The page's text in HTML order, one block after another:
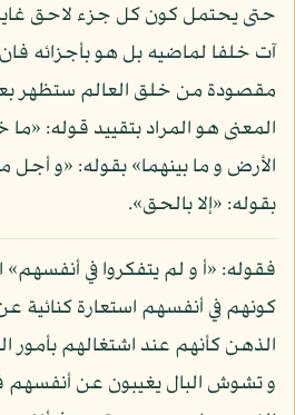
حتى يحتمل كون كل جزء لاحق
آت خلفا لماضيه بل هو بأجزائه
مقصودة من خلق العالم ستظهر
المعنى هو المراد بتقييد قوله: «ما
الأرض و ما بينهما» بقوله: «و
بقوله: «إلا بالحق».
فقوله: «أ و لم يتفكروا في
كونهم في أنفسهم استعارة كنائية
الذهن كأنهم عند اشتغالهم بأمور
و تشوش البال يغيبون عن